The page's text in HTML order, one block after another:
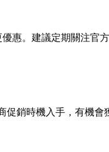
惠。建議定期關注官
促銷時機入手，有機會